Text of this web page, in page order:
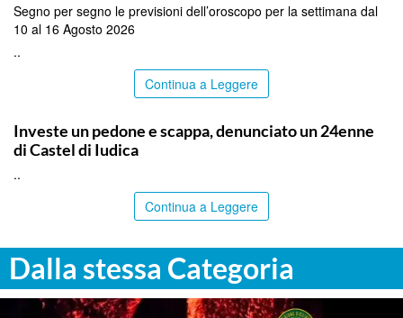
Segno per segno le previsioni dell’oroscopo per la settimana dal
10 al 16 Agosto 2026
..
Continua a Leggere
Investe un pedone e scappa, denunciato un 24enne
di Castel di Iudica
..
Continua a Leggere
Dalla stessa Categoria